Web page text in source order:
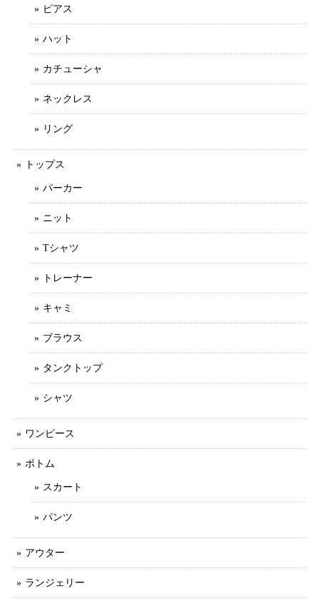
ピアス
ハット
カチューシャ
ネックレス
リング
トップス
パーカー
ニット
Tシャツ
トレーナー
キャミ
ブラウス
タンクトップ
シャツ
ワンピース
ボトム
スカート
パンツ
アウター
ランジェリー